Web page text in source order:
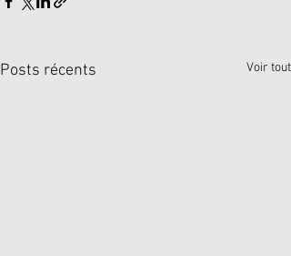
Posts récents Voir tout